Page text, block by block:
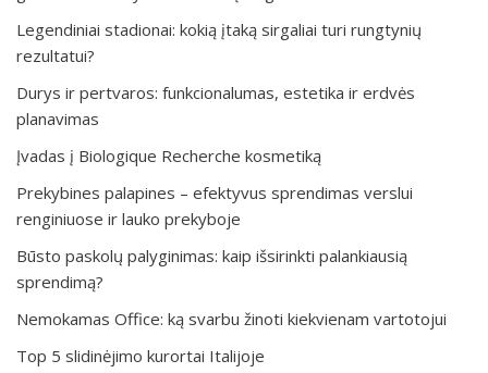
Legendiniai stadionai: kokią įtaką sirgaliai turi rungtynių
rezultatui?
Durys ir pertvaros: funkcionalumas, estetika ir erdvės
planavimas
Įvadas į Biologique Recherche kosmetiką
Prekybines palapines – efektyvus sprendimas verslui
renginiuose ir lauko prekyboje
Būsto paskolų palyginimas: kaip išsirinkti palankiausią
sprendimą?
Nemokamas Office: ką svarbu žinoti kiekvienam vartotojui
Top 5 slidinėjimo kurortai Italijoje